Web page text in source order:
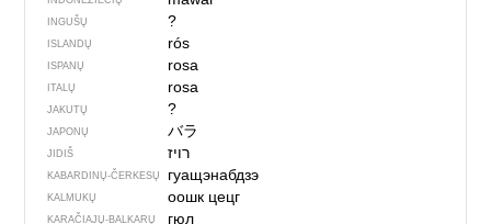
INGUŠŲ ?
ISLANDŲ rós
ISPANŲ rosa
ITALŲ rosa
JAKUTŲ ?
JAPONŲ バラ
JIDIŠ רויז
KABARDINŲ-ČERKESŲ гуащэнабдзэ
KALMUKŲ оошк цецг
KARAČIAJŲ-BALKARŲ гюл